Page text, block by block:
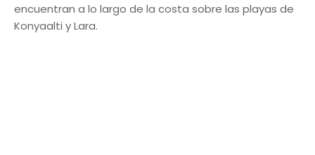
encuentran a lo largo de la costa sobre las playas de
Konyaalti y Lara.